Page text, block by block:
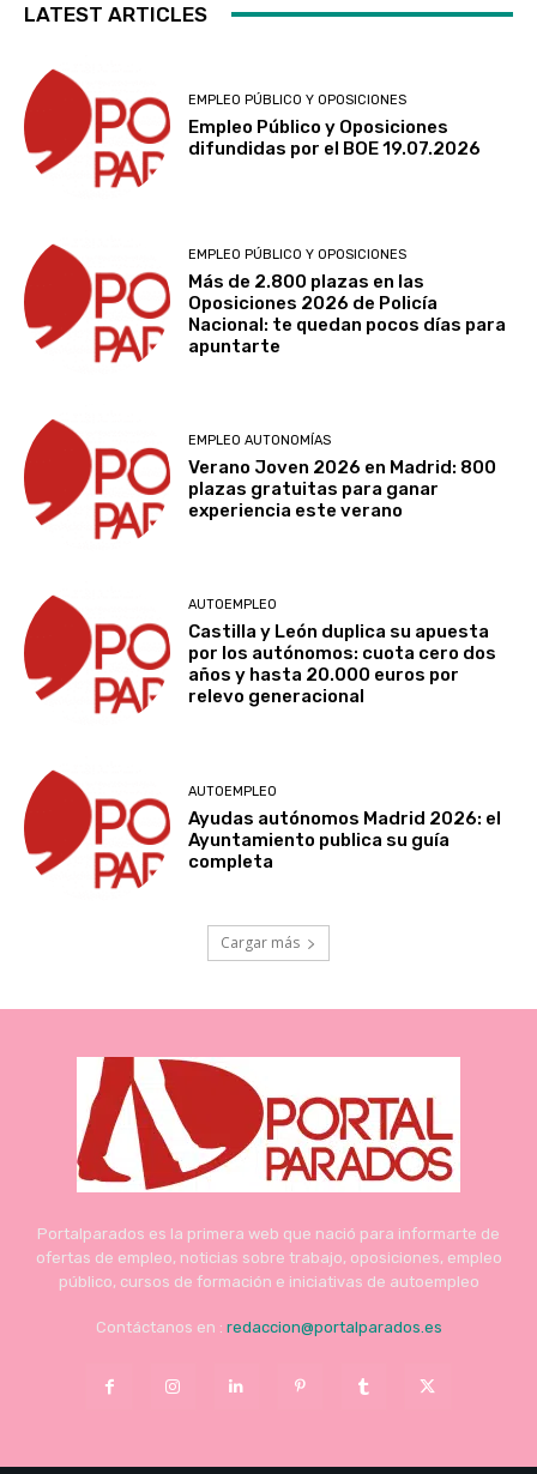
LATEST ARTICLES
EMPLEO PÚBLICO Y OPOSICIONES
Empleo Público y Oposiciones
difundidas por el BOE 19.07.2026
EMPLEO PÚBLICO Y OPOSICIONES
Más de 2.800 plazas en las
Oposiciones 2026 de Policía
Nacional: te quedan pocos días para
apuntarte
EMPLEO AUTONOMÍAS
Verano Joven 2026 en Madrid: 800
plazas gratuitas para ganar
experiencia este verano
AUTOEMPLEO
Castilla y León duplica su apuesta
por los autónomos: cuota cero dos
años y hasta 20.000 euros por
relevo generacional
AUTOEMPLEO
Ayudas autónomos Madrid 2026: el
Ayuntamiento publica su guía
completa
Cargar más
Portalparados es la primera web que nació para informarte de
ofertas de empleo, noticias sobre trabajo, oposiciones, empleo
público, cursos de formación e iniciativas de autoempleo
Contáctanos en : redaccion@portalparados.es